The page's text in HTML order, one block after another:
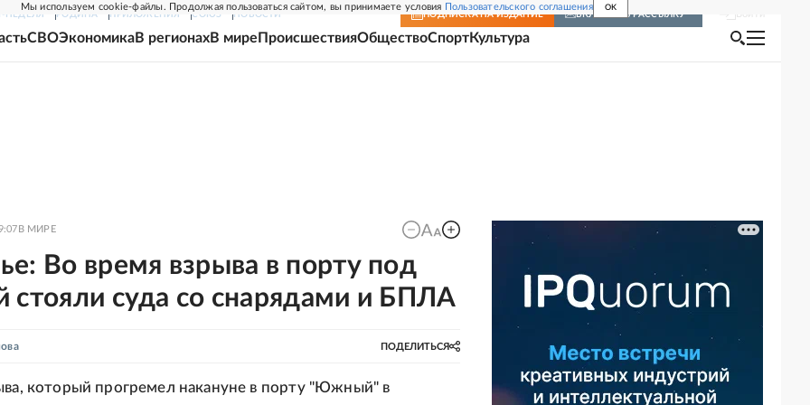
Мы используем cookie-файлы. Продолжая пользоваться сайтом, вы принимаете условия Пользовательского соглашения OK
НЕДЕЛЯ РОДИНА ПРИЛОЖЕНИЯ СОЮЗ НОВОСТИ ПОДПИСКА НА ИЗДАНИЕ ВКЛЮЧИТЬ РАССЫЛКУ
СВОЭкономикаВ регионахВ мире ПроисшествияОбществоСпортКультура
В МИРЕ
Во время взрыва в порту под
стояли суда со снарядами и БПЛА
ПОДЕЛИТЬСЯ
который прогремел накануне в порту "Южный" в